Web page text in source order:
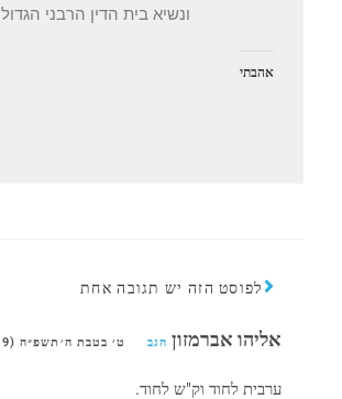
ונשיא בית הדין הרבני הגדול
אהבתי
לפוסט הזה יש תגובה אחת
אליהו אברמזון הגב ט׳ בטבת ה׳תשפ״ה (9 ינו 2025)
ערבית לחוד וק"ש לחוד.